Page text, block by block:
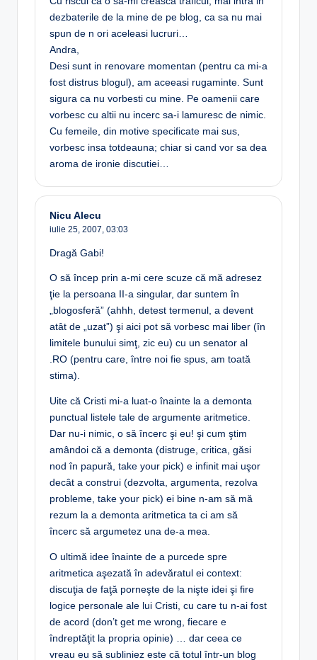
dezbaterile de la mine de pe blog, ca sa nu mai
spun de n ori aceleasi lucruri…
Andra,
Desi sunt in renovare momentan (pentru ca mi-a
fost distrus blogul), am aceeasi rugaminte. Sunt
sigura ca nu vorbesti cu mine. Pe oamenii care
vorbesc cu altii nu incerc sa-i lamuresc de nimic.
Cu femeile, din motive specificate mai sus,
vorbesc insa totdeauna; chiar si cand vor sa dea
aroma de ironie discutiei…
Nicu Alecu
iulie 25, 2007, 03:03
Dragă Gabi!
O să încep prin a-mi cere scuze că mă adresez
ţie la persoana II-a singular, dar suntem în
„blogosferă” (ahhh, detest termenul, a devent
atât de „uzat”) şi aici pot să vorbesc mai liber (în
limitele bunului simţ, zic eu) cu un senator al
.RO (pentru care, între noi fie spus, am toată
stima).
Uite că Cristi mi-a luat-o înainte la a demonta
punctual listele tale de argumente aritmetice.
Dar nu-i nimic, o să încerc şi eu! şi cum ştim
amândoi că a demonta (distruge, critica, găsi
nod în papură, take your pick) e infinit mai uşor
decât a construi (dezvolta, argumenta, rezolva
probleme, take your pick) ei bine n-am să mă
rezum la a demonta aritmetica ta ci am să
încerc să argumetez una de-a mea.
O ultimă idee înainte de a purcede spre
aritmetica aşezată în adevăratul ei context:
discuţia de faţă porneşte de la nişte idei şi fire
logice personale ale lui Cristi, cu care tu n-ai fost
de acord (don’t get me wrong, fiecare e
îndreptăţit la propria opinie) … dar ceea ce
vreau eu să subliniez este că totul într-un blog